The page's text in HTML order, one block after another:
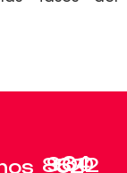
+34 900 83 12 52